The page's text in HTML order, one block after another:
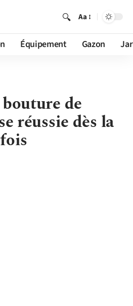
Aa
Équipement Gazon
de
réussie dès la